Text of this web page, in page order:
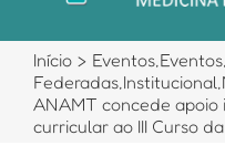
Início Eventos Eventos
Federadas Institucional
ANAMT concede
curricular ao III Curso